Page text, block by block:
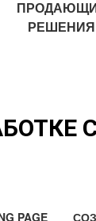
РЕШЕНИЯ
PAGE